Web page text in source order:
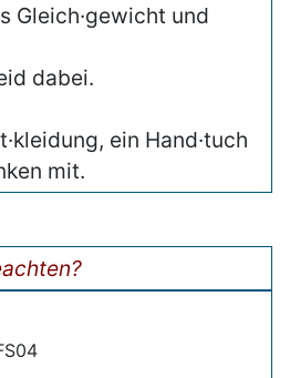
Gleich·gewicht und
dabei.
ein Hand·tuch
mit.